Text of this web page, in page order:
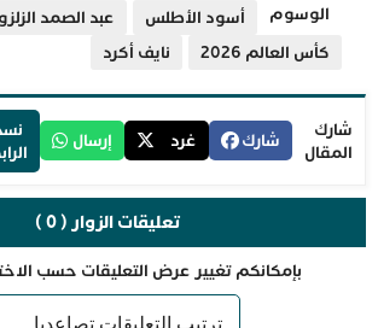
الوسوم أسود الأطلس
عبد الصمد
كأس العالم 2026
نايف أكرد
شارك
المقال
شارك غرد إرسال
تعليقات الزوار ( 0 )
بإمكانكم تغيير عرض التعليقات حسب